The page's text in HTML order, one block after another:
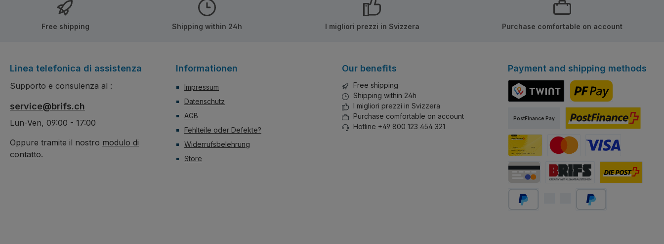
Free shipping Shipping within 24h I migliori prezzi in Svizzera Purchase comfortable on account
Linea telefonica di assistenza
Supporto e consulenza al :
service@brifs.ch
Lun-Ven, 09:00 - 17:00
Oppure tramite il nostro modulo di
contatto.
Informationen
Impressum
Datenschutz
AGB
Fehlteile oder Defekte?
Widerrufsbelehrung
Store
Our benefits
Free shipping
Shipping within 24h
I migliori prezzi in Svizzera
Purchase comfortable on account
Hotline +49 800 123 454 321
Payment and shipping methods
PostFinance Pay
PostFinance Pay